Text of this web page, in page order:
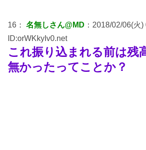
16： 名無しさん@MD ：2018/02/06(火
ID:orWKkyIv0.net
これ振り込まれる前は残
無かったってことか？